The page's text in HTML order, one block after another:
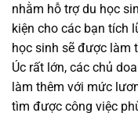
nhằm hỗ trợ du học
kiện cho các bạn tích
học sinh sẽ được làm
Úc rất lớn, các chủ
làm thêm với mức
tìm được công việc